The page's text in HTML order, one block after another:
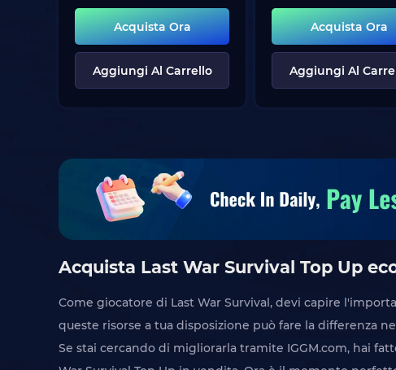
Acquista Ora
Aggiungi Al Carrello
Acquista Ora
Aggiungi Al
Acquista Last War Survival Top Up
Come giocatore di Last War Survival, devi capire
queste risorse a tua disposizione può fare la differenza
Se stai cercando di migliorarla tramite IGGM.com, hai